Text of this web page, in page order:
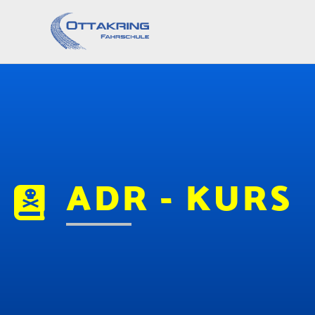
ADR - KURS